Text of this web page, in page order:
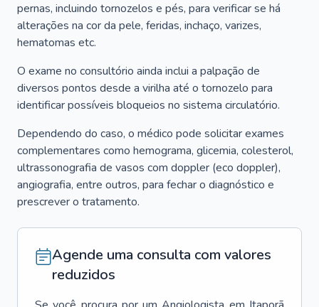
pernas, incluindo tornozelos e pés, para verificar se há
alterações na cor da pele, feridas, inchaço, varizes,
hematomas etc.
O exame no consultório ainda inclui a palpação de
diversos pontos desde a virilha até o tornozelo para
identificar possíveis bloqueios no sistema circulatório.
Dependendo do caso, o médico pode solicitar exames
complementares como hemograma, glicemia, colesterol,
ultrassonografia de vasos com doppler (eco doppler),
angiografia, entre outros, para fechar o diagnóstico e
prescrever o tratamento.
Agende uma consulta com valores
reduzidos